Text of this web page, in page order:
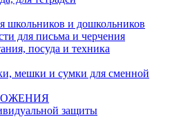
школьников и дошкольников
для письма и черчения
посуда и техника
мешки и сумки для сменной
защиты